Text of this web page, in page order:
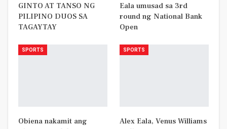
GINTO AT TANSO NG
PILIPINO DUOS SA
TAGAYTAY
Eala umusad sa 3rd
round ng National Bank
Open
SPORTS
Obiena nakamit ang
SPORTS
Alex Eala, Venus Williams